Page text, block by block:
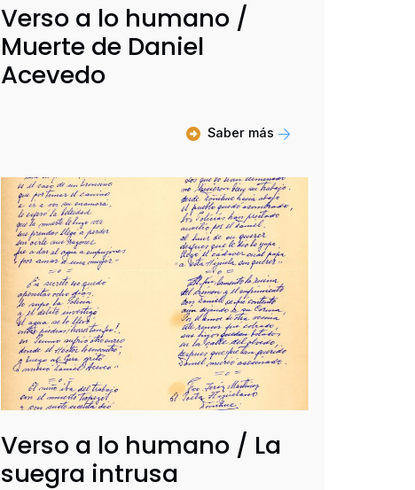
Verso a lo humano /
Muerte de Daniel
Acevedo
Saber más
Verso a lo humano / La
suegra intrusa